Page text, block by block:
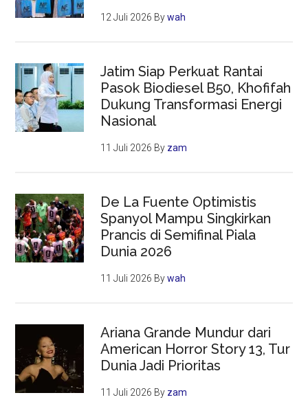
12 Juli 2026 Bywah
Jatim Siap Perkuat Rantai
Pasok Biodiesel B50, Khofifah
Dukung Transformasi Energi
Nasional
11 Juli 2026 By zam
De La Fuente Optimistis
Spanyol Mampu Singkirkan
Prancis di Semifinal Piala
Dunia 2026
11 Juli 2026 Bywah
Ariana Grande Mundur dari
American Horror Story 13, Tur
Dunia Jadi Prioritas
11 Juli 2026 By zam